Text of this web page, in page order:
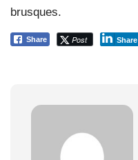
brusques.
Share Post Share